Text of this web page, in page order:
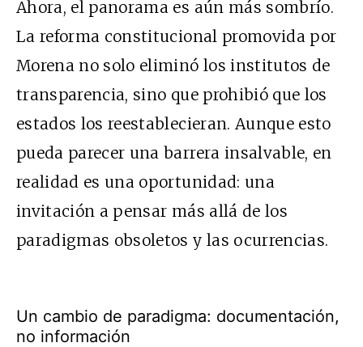
Ahora, el panorama es aún más sombrío.
La reforma constitucional promovida por
Morena no solo eliminó los institutos de
transparencia, sino que prohibió que los
estados los reestablecieran. Aunque esto
pueda parecer una barrera insalvable, en
realidad es una oportunidad: una
invitación a pensar más allá de los
paradigmas obsoletos y las ocurrencias.
Un cambio de paradigma: documentación,
no información